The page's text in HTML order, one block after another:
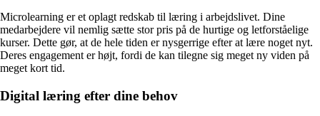
Microlearning er et oplagt redskab til læring i arbejdslivet. Dine
medarbejdere vil nemlig sætte stor pris på de hurtige og letforståelige
kurser. Dette gør, at de hele tiden er nysgerrige efter at lære noget nyt.
Deres engagement er højt, fordi de kan tilegne sig meget ny viden på
meget kort tid.
Digital læring efter dine behov